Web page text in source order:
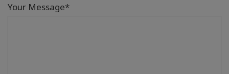
Your Message*